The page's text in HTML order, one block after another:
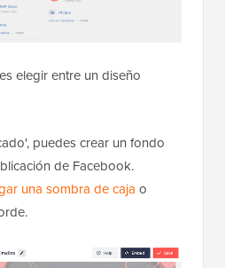
elegir entre un diseño
puedes crear un fondo
de Facebook.
una sombra de caja o